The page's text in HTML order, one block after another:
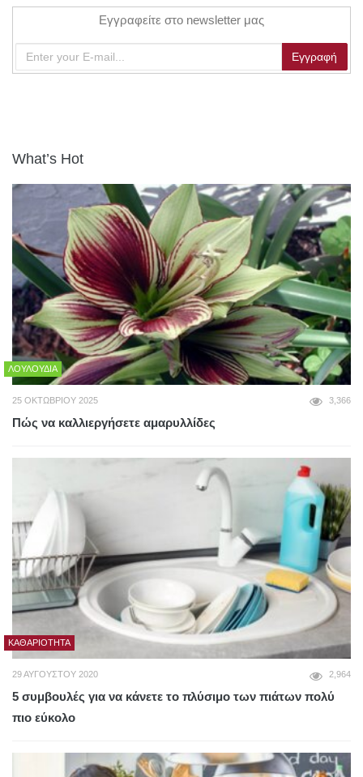
Εγγραφείτε στο newsletter μας
What’s Hot
ΛΟΥΛΟΎΔΙΑ
25 ΟΚΤΩΒΡΊΟΥ 2025 3,366
Πώς να καλλιεργήσετε αμαρυλλίδες
ΚΑΘΑΡΙΌΤΗΤΑ
29 ΑΥΓΟΎΣΤΟΥ 2020 2,964
5 συμβουλές για να κάνετε το πλύσιμο των πιάτων πολύ
πιο εύκολο